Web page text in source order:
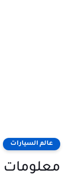
عالم السيارات
معلومات